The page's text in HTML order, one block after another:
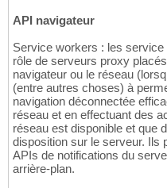
API navigateur
Service workers : les
rôle de serveurs proxy
navigateur ou le réseau
(entre autres choses) à
navigation déconnectée
réseau et en effectuant des
réseau est disponible et que
disposition sur le serveur. Ils
APIs de notifications du
arrière-plan.